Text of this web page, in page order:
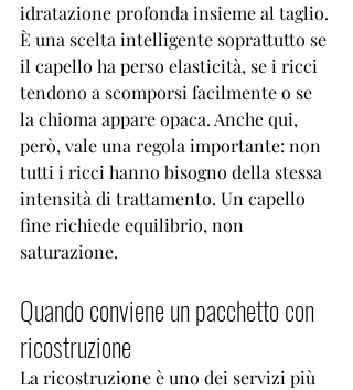
idratazione profonda insieme al taglio.
È una scelta intelligente soprattutto se
il capello ha perso elasticità, se i ricci
tendono a scomporsi facilmente o se
la chioma appare opaca. Anche qui,
però, vale una regola importante: non
tutti i ricci hanno bisogno della stessa
intensità di trattamento. Un capello
fine richiede equilibrio, non
saturazione.
Quando conviene un pacchetto con
ricostruzione
La ricostruzione è uno dei servizi più